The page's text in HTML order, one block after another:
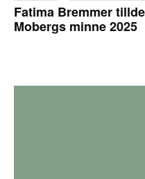
Fatima Bremmer
Mobergs minne 2025